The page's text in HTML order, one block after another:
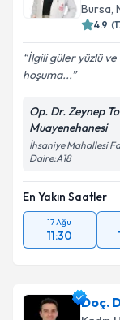
Bursa,
4.9 (
İlgili güler yüzlü
hoşuma...
Op. Dr. Zeynep
Muayenehanesi
İhsaniye Mahallesi
Daire:A18
En Yakın Saatler
17 Ağu
11:30
Doç.